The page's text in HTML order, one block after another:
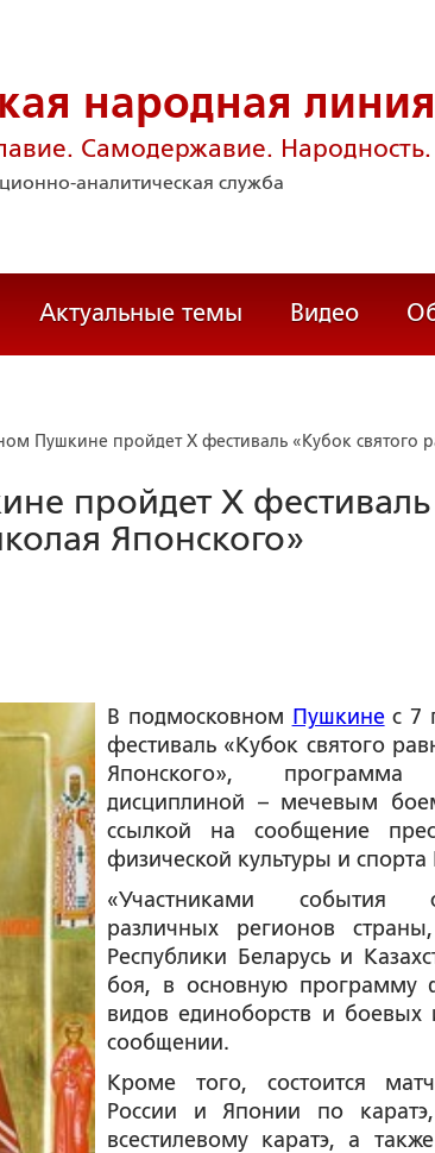
народная линия
Самодержавие. Народность.
аналитическая служба
Актуальные темы Видео
Пушкине пройдет X фестиваль «Кубок святого
пройдет X фестиваль
Японского»
В подмосковном Пушкинес 7
фестиваль «Кубок святого
Японского»,
дисциплиной – мечевым
ссылкой на сообщение
физической культуры и
«Участниками события
различных регионов
Республики Беларусь и
боя, в основную программу
видов единоборств и боевых
сообщении.
Кроме того, состоится
России и Японии по
всестилевому каратэ, а